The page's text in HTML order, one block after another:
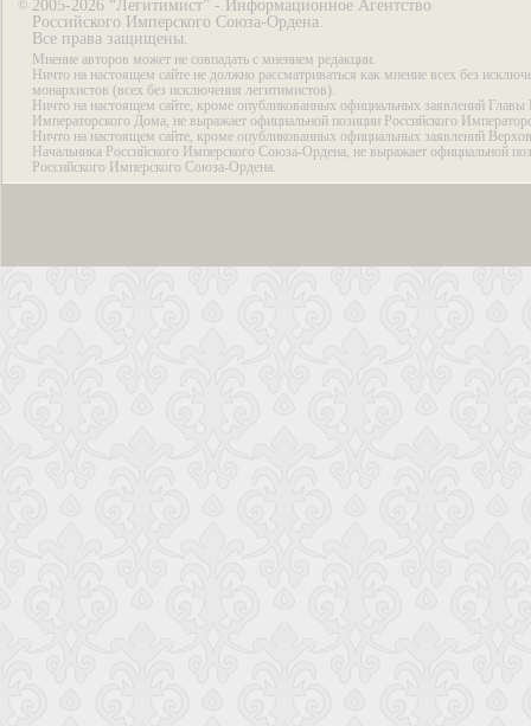
© 2005-2026 “Легитимист” - Информационное Агентство
Российского Имперского Союза-Ордена.
Все права защищены.
Мнение авторов может не совпадать с мнением редакции.
Ничто на настоящем сайте не должно рассматриваться как мнение всех без
монархистов (всех без исключения легитимистов).
Ничто на настоящем сайте, кроме опубликованных официальных заявлений Главы
Императорского Дома, не выражает официальной позиции Российского
Ничто на настоящем сайте, кроме опубликованных официальных заявлений
Начальника Российского Имперского Союза-Ордена, не выражает официальной
Российского Имперского Союза-Ордена.